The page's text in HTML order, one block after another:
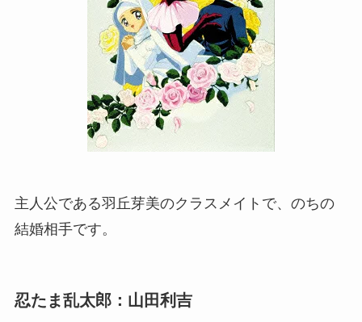
主人公である羽丘芽美のクラスメイトで、のちの
結婚相手です。
忍たま乱太郎：山田利吉